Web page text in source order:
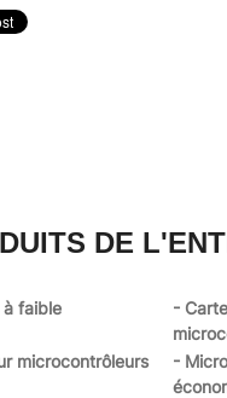
DE
à faible
-
microcontrôleurs
-